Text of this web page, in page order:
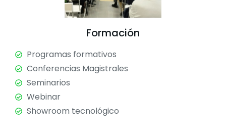
Formación
Programas formativos
Conferencias Magistrales
Seminarios
Webinar
Showroom tecnológico